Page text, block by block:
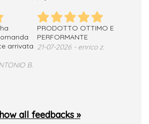
arrivata
B.
PRODOTTO OTTIMO E
PERFORMANTE
21-07-2026 - enrico z.
all feedbacks »